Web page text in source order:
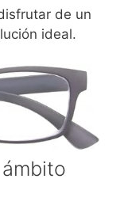
de un
ideal.